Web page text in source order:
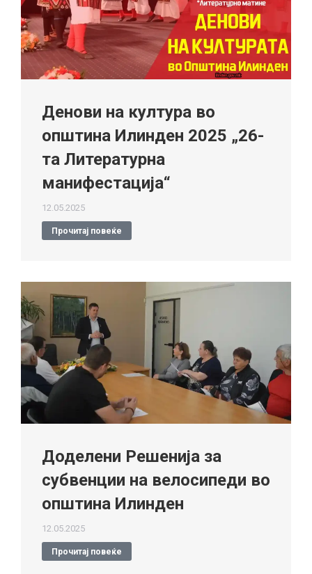
Денови на култура во
општина Илинден 2025 „26-
та Литературна
манифестација“
12.05.2025
Прочитај повеќе
Доделени Решенија за
субвенции на велосипеди во
општина Илинден
12.05.2025
Прочитај повеќе